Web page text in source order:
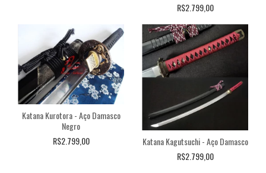
R$2.799,00
Katana Kurotora - Aço Damasco
Negro
R$2.799,00
Katana Kagutsuchi - Aço Damasco
R$2.799,00